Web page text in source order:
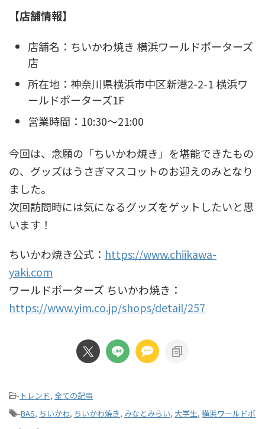
【店舗情報】
店舗名：ちいかわ焼き 横浜ワールドポーターズ
店
所在地：神奈川県横浜市中区新港2-2-1 横浜ワ
ールドポーターズ1F
営業時間：10:30～21:00
今回は、念願の「ちいかわ焼き」を堪能できたもの
の、グッズはうさぎマスコットのお迎えのみとなり
ました。
次回訪問時には気になるグッズをゲットしたいと思
います！
ちいかわ焼き公式： https://www.chiikawa-
yaki.com
ワールドポーターズ ちいかわ焼き：
https://www.yim.co.jp/shops/detail/257
- トレンド, 全ての記事
-BAS, ちいかわ, ちいかわ焼き, みなとみらい, 大学生, 横浜ワールドポ